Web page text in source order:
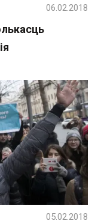
06.02.2018
05.02.2018